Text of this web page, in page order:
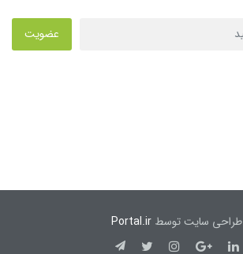
عضویت
طراحی سایت توسط Portal.ir